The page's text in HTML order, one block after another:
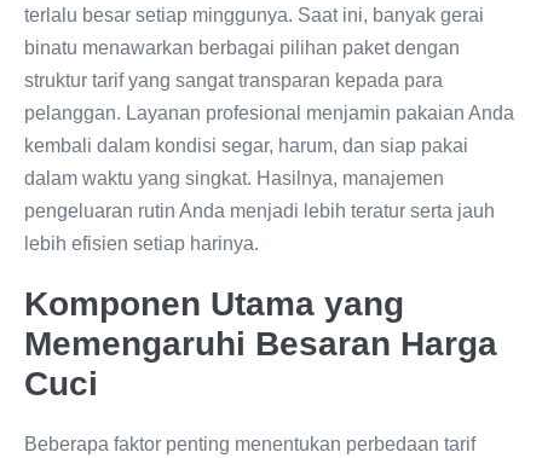
terlalu besar setiap minggunya. Saat ini, banyak gerai
binatu menawarkan berbagai pilihan paket dengan
struktur tarif yang sangat transparan kepada para
pelanggan. Layanan profesional menjamin pakaian Anda
kembali dalam kondisi segar, harum, dan siap pakai
dalam waktu yang singkat. Hasilnya, manajemen
pengeluaran rutin Anda menjadi lebih teratur serta jauh
lebih efisien setiap harinya.
Komponen Utama yang
Memengaruhi Besaran Harga
Cuci
Beberapa faktor penting menentukan perbedaan tarif